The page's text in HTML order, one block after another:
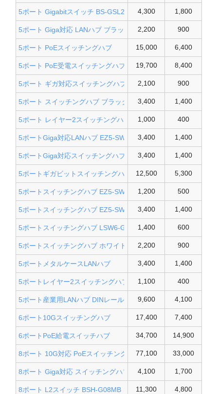
5ポート Gigabitスイッチ BS-GSL2005 4,300 1,800
5ポート Giga対応 LANハブ ブラック 2,200 900
5ポート PoEスイッチングハブ 15,000 6,400
5ポート PoE受電スイッチングハブ 19,700 8,400
5ポート ギガ対応スイッチングハブ 2,100 900
5ポート スイッチングハブ ブラック 3,400 1,400
5ポート レイヤー2スイッチングハブ 1,000 400
5ポートGiga対応LANハブ EZ5-SWH0073,400 1,400
5ポートGiga対応スイッチングハブ 3,400 1,400
5ポートギガビットスイッチングハブ 12,500 5,300
5ポートスイッチングハブ EZ5-SWH0051,200 500
5ポートスイッチングハブ EZ5-SWH0073,400 1,400
5ポートスイッチングハブ LSW6-GT 1,400 600
5ポートスイッチングハブ ホワイト 2,200 900
5ポートメタルケースLANハブ 3,400 1,400
5ポートレイヤー2スイッチングハブ 1,100 400
5ポート産業用LANハブ DINレール取り付け
9,600 4,100
6ポート10Gスイッチングハブ 17,400 7,400
6ポートPoE給電スイッチハブ 34,700 14,900
8ポート 10G対応 PoEスイッチングハブ77,100 33,000
8ポート Giga対応 スイッチングハブ 4,100 1,700
8ポート L2スイッチ BSH-G08MB 11,300 4,800